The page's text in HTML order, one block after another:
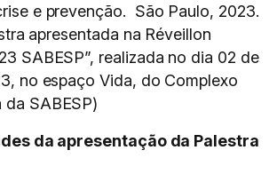
e prevenção. São Paulo, 2023.
apresentada na Réveillon
SABESP”, realizada no dia 02 de
no espaço Vida, do Complexo
da SABESP)
da apresentação da Palestra